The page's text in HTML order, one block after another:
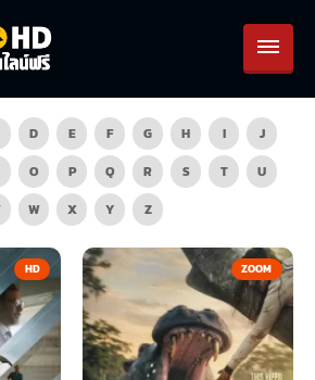
D E F G H I
J
O P Q R S T
U
W X Y Z
HD ZOOM